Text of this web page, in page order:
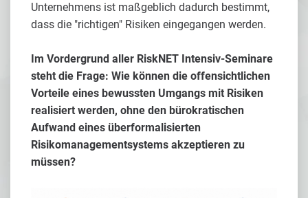
Unternehmens ist maßgeblich dadurch bestimmt,
dass die "richtigen" Risiken eingegangen werden.
Im Vordergrund aller RiskNET Intensiv-Seminare
steht die Frage: Wie können die offensichtlichen
Vorteile eines bewussten Umgangs mit Risiken
realisiert werden, ohne den bürokratischen
Aufwand eines überformalisierten
Risikomanagementsystems akzeptieren zu
müssen?